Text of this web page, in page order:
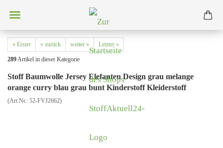
« Erster « zurück weiter » Letzter »
289Artikel in dieser Kategorie
Stoff Baumwolle Jersey Elefanten Design grau melange
orange curry blau grau bunt Kinderstoff Kleiderstoff
(Art.Nr.: 52-FVJ2662)